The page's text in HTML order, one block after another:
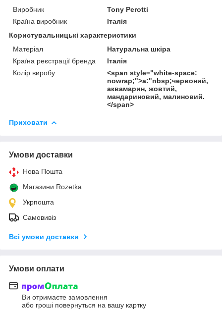
Виробник
Tony Perotti
Країна виробник
Італія
Користувальницькі характеристики
Матеріал
Натуральна шкіра
Країна реєстрації бренда
Італія
Колір виробу
<span style="white-space:
nowrap;">а:"nbsp;червоний,
аквамарин, жовтий,
мандариновий, малиновий.
</span>
Приховати
Умови доставки
Нова Пошта
Магазини Rozetka
Укрпошта
Самовивіз
Всі умови доставки
Умови оплати
Ви отримаєте замовлення
або гроші повернуться на вашу картку